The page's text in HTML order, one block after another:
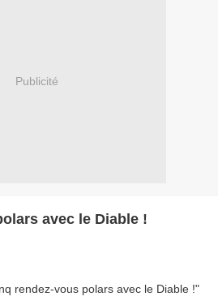
Publicité
avec le Diable !